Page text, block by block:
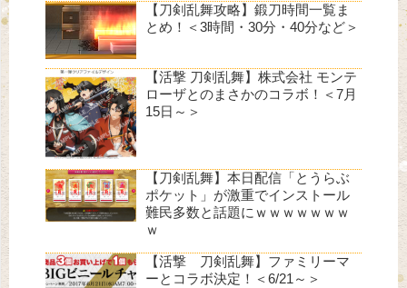
【刀剣乱舞攻略】鍛刀時間一覧ま
とめ！＜3時間・30分・40分など＞
【活撃 刀剣乱舞】株式会社 モンテ
ローザとのまさかのコラボ！＜7月
15日～＞
【刀剣乱舞】本日配信「とうらぶ
ポケット」が激重でインストール
難民多数と話題にｗｗｗｗｗｗｗ
ｗ
【活撃 刀剣乱舞】ファミリーマ
ーとコラボ決定！＜6/21～＞